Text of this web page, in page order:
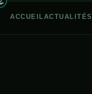
ACCUEILACTUALITÉS